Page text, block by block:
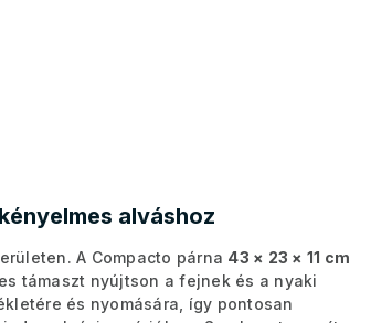
alváshoz
A Compacto párna 43 × 23 × 11 cm
támaszt nyújtson a fejnek és a nyaki
és nyomására, így pontosan